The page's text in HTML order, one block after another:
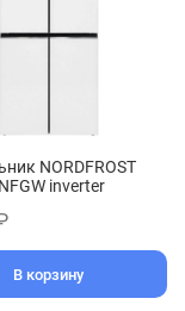
NORDFROST
inverter
В корзину